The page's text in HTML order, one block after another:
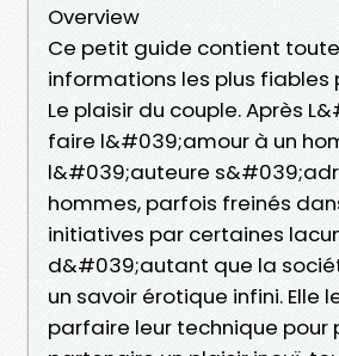
Overview
Ce petit guide contient
informations les plus fiables
Le plaisir du couple. Après
faire l&#039;amour à un
l&#039;auteure
hommes, parfois freinés
initiatives par certaines
d&#039;autant que la
un savoir érotique infini. Elle
parfaire leur technique pour